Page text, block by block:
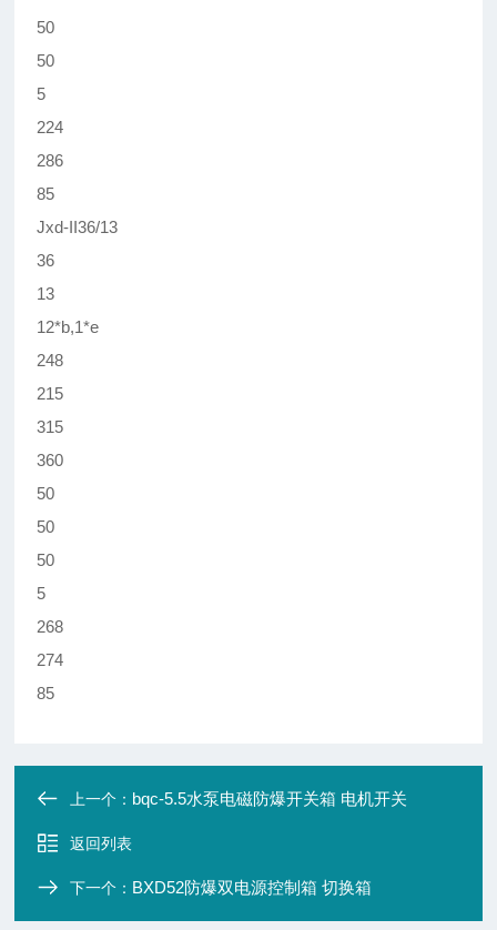
50
50
5
224
286
85
Jxd-II36/13
36
13
12*b,1*e
248
215
315
360
50
50
50
5
268
274
85
上一个： bqc-5.5水泵电磁防爆开关箱 电机开关
返回列表
下一个： BXD52防爆双电源控制箱 切换箱